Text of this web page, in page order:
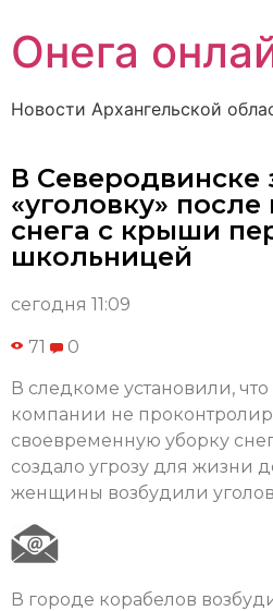
Онега
Новости Архангельской
В Северодвинске
«уголовку»
снега с крыши
школьницей
сегодня 11:09
71 0
В следкоме установили,
компании не
своевременную уборку
создало угрозу для жизни
женщины возбудили
В городе корабелов